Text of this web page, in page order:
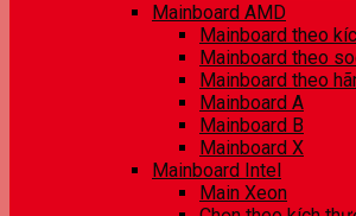
Mainboard AMD
Mainboard theo
Mainboard theo
Mainboard theo
Mainboard A
Mainboard B
Mainboard X
Mainboard Intel
Main Xeon